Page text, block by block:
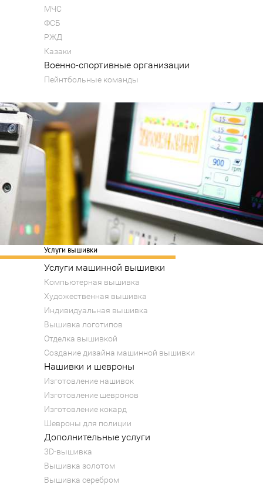
МЧС
ФСБ
РЖД
Казаки
Военно-спортивные организации
Пейнтбольные команды
Услуги вышивки
Услуги машинной вышивки
Компьютерная вышивка
Художественная вышивка
Индивидуальная вышивка
Вышивка логотипов
Отделка вышивкой
Создание дизайна машинной вышивки
Нашивки и шевроны
Изготовление нашивок
Изготовление шевронов
Изготовление кокард
Шевроны для полиции
Дополнительные услуги
3D-вышивка
Вышивка золотом
Вышивка серебром